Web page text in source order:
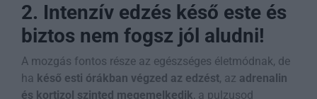
2. Intenzív edzés késő este és
biztos nem fogsz jól aludni!
A mozgás fontos része az egészséges életmódnak, de
ha késő esti órákban végzed az edzést, az adrenalin
és kortizol szinted megemelkedik, a pulzusod